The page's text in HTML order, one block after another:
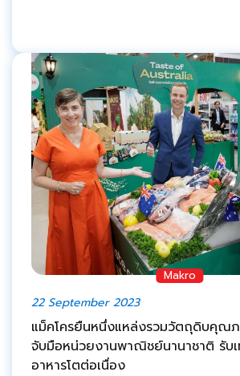
Makro
22 September 2023
แม็คโครยืนหนึ่งแหล่งรวมวัตถุดิบคุณ
จับมือหน่วยงานพาณิชย์นานาชาติ รับ
อาหารโตต่อเนื่อง